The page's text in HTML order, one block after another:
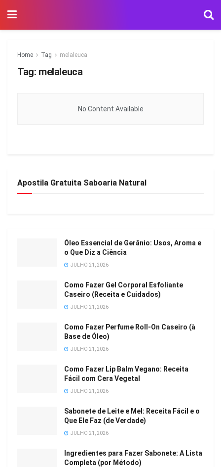
Home Tag melaleuca
Tag: melaleuca
No Content Available
Apostila Gratuita Saboaria Natural
Óleo Essencial de Gerânio: Usos, Aroma e
o Que Diz a Ciência
JULHO 21, 2026
Como Fazer Gel Corporal Esfoliante
Caseiro (Receita e Cuidados)
JULHO 21, 2026
Como Fazer Perfume Roll-On Caseiro (à
Base de Óleo)
JULHO 21, 2026
Como Fazer Lip Balm Vegano: Receita
Fácil com Cera Vegetal
JULHO 21, 2026
Sabonete de Leite e Mel: Receita Fácil e o
Que Ele Faz (de Verdade)
JULHO 21, 2026
Ingredientes para Fazer Sabonete: A Lista
Completa (por Método)